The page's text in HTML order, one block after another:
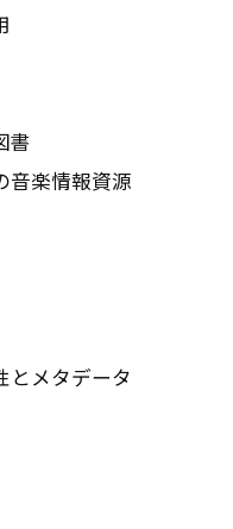
書
楽情報資源
メタデータ